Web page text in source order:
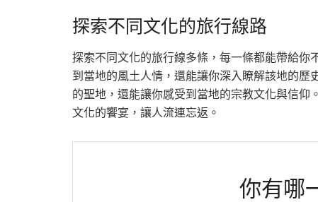
探索不同文化的旅行線路
探索不同文化的旅行線多條，每一條都能帶給
到當地的風土人情，還能讓你深入瞭解該地的
的聖地，還能讓你感受到當地的宗教文化與信
文化的饗宴，讓人流連忘返。
你有哪